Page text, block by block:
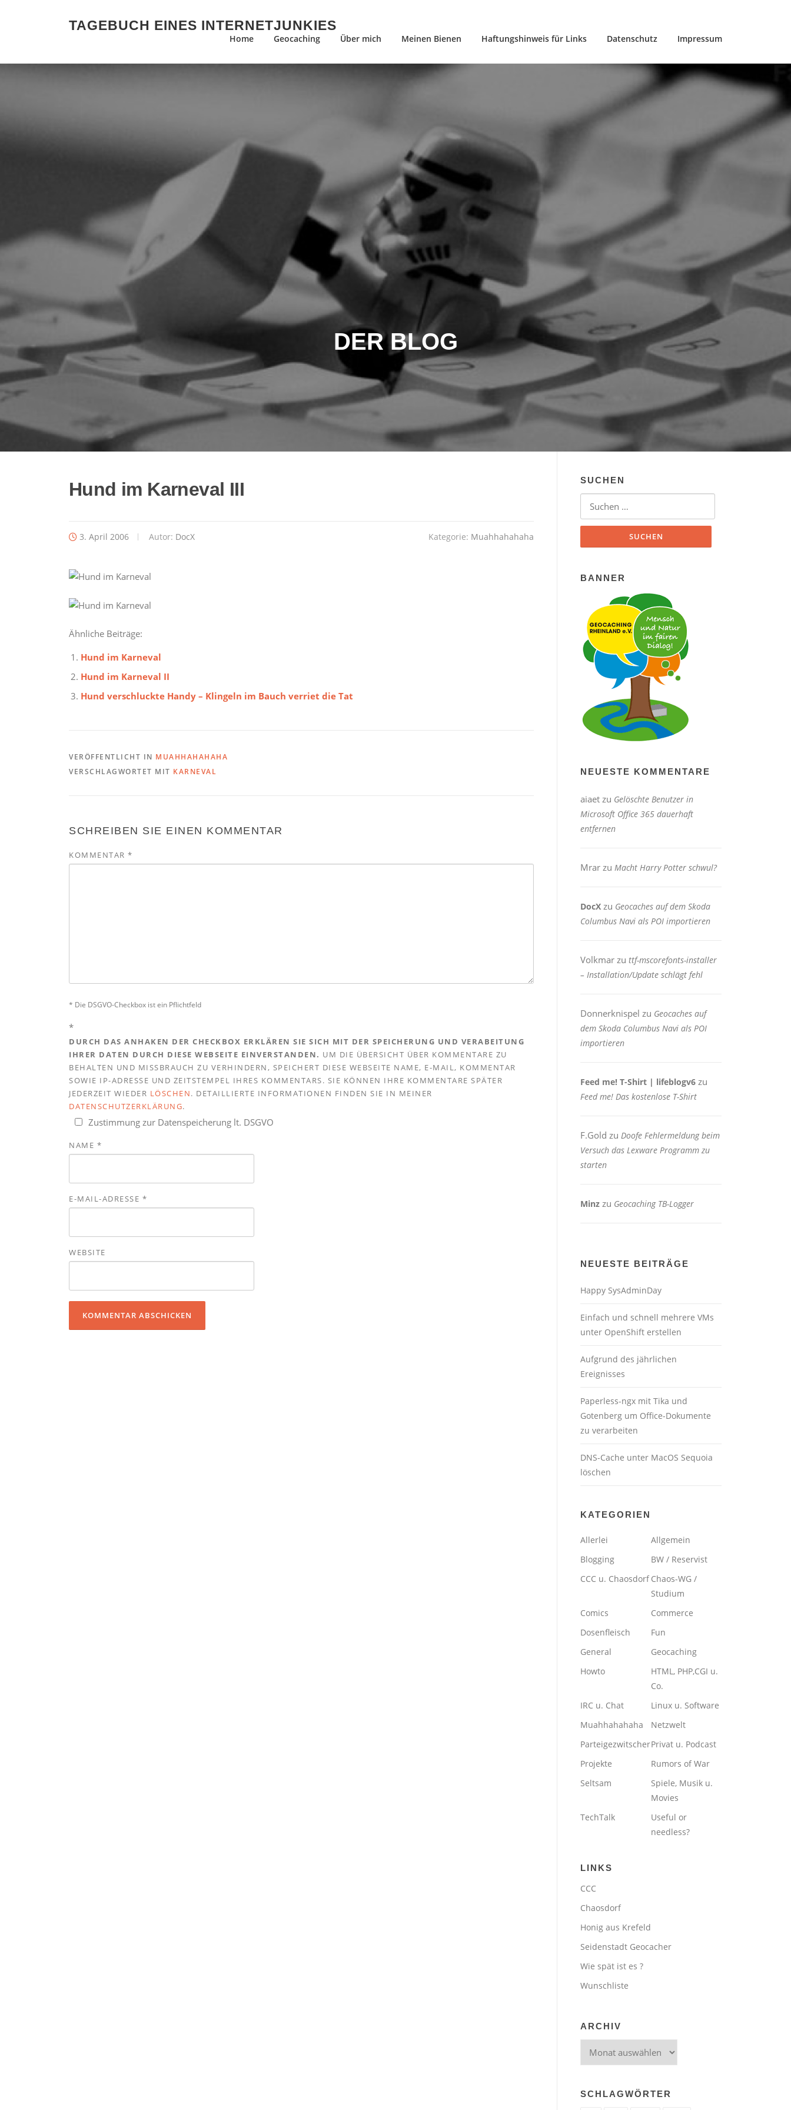
TAGEBUCH EINES INTERNETJUNKIES
Home Geocaching Über mich Meinen Bienen Haftungshinweis für Links Datenschutz Impressum
DER BLOG
Hund im Karneval III
3. April 2006 Autor: DocX Kategorie: Muahhahahaha
Ähnliche Beiträge:
Hund im Karneval
Hund im Karneval II
Hund verschluckte Handy – Klingeln im Bauch verriet die Tat
VERÖFFENTLICHT IN MUAHHAHAHAHA
VERSCHLAGWORTET MIT KARNEVAL
SCHREIBEN SIE EINEN KOMMENTAR
KOMMENTAR *
* Die DSGVO-Checkbox ist ein Pflichtfeld
*
DURCH DAS ANHAKEN DER CHECKBOX ERKLÄREN SIE SICH MIT DER SPEICHERUNG UND VERABEITUNG
IHRER DATEN DURCH DIESE WEBSEITE EINVERSTANDEN. UM DIE ÜBERSICHT ÜBER KOMMENTARE ZU
BEHALTEN UND MISSBRAUCH ZU VERHINDERN, SPEICHERT DIESE WEBSEITE NAME, E-MAIL, KOMMENTAR
SOWIE IP-ADRESSE UND ZEITSTEMPEL IHRES KOMMENTARS. SIE KÖNNEN IHRE KOMMENTARE SPÄTER
JEDERZEIT WIEDER LÖSCHEN. DETAILLIERTE INFORMATIONEN FINDEN SIE IN MEINER
DATENSCHUTZERKLÄRUNG.
Zustimmung zur Datenspeicherung lt. DSGVO
NAME *
E-MAIL-ADRESSE *
WEBSITE
SUCHEN
Suchen nach:
BANNER
NEUESTE KOMMENTARE
aiaet zu Gelöschte Benutzer in
Microsoft Office 365 dauerhaft
entfernen
Mrar zu Macht Harry Potter schwul?
DocX zu Geocaches auf dem Skoda
Columbus Navi als POI importieren
Volkmar zu ttf-mscorefonts-installer
– Installation/Update schlägt fehl
Donnerknispel zu Geocaches auf
dem Skoda Columbus Navi als POI
importieren
Feed me! T-Shirt | lifeblogv6 zu
Feed me! Das kostenlose T-Shirt
F.Gold zu Doofe Fehlermeldung beim
Versuch das Lexware Programm zu
starten
Minz zu Geocaching TB-Logger
NEUESTE BEITRÄGE
Happy SysAdminDay
Einfach und schnell mehrere VMs
unter OpenShift erstellen
Aufgrund des jährlichen
Ereignisses
Paperless-ngx mit Tika und
Gotenberg um Office-Dokumente
zu verarbeiten
DNS-Cache unter MacOS Sequoia
löschen
KATEGORIEN
Allerlei
Allgemein
Blogging
BW / Reservist
CCC u. Chaosdorf Chaos-WG /
Studium
Comics
Commerce
Dosenfleisch
Fun
General
Geocaching
Howto
HTML, PHP,CGI u.
Co.
IRC u. Chat
Linux u. Software
Muahhahahaha
Netzwelt
ParteigezwitscherPrivat u. Podcast
Projekte
Rumors of War
Seltsam
Spiele, Musik u.
Movies
TechTalk
Useful or
needless?
LINKS
CCC
Chaosdorf
Honig aus Krefeld
Seidenstadt Geocacher
Wie spät ist es ?
Wunschliste
ARCHIV
Archiv
SCHLAGWÖRTER